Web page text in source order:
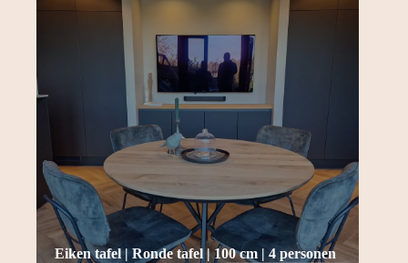
Eiken tafel | Ronde tafel | 100 cm | 4 personen